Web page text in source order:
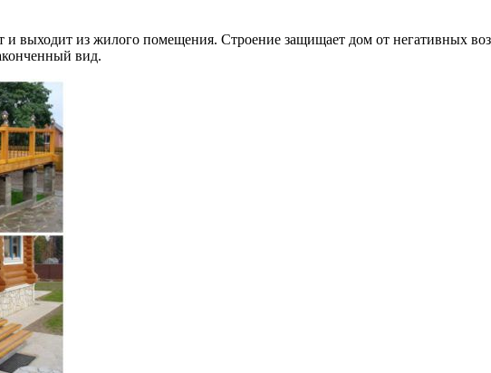
выходит из жилого помещения. Строение защищает дом от негативных
вид.